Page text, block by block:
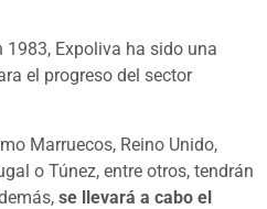
1983, Expoliva ha sido una
el progreso del sector
Marruecos, Reino Unido,
o Túnez, entre otros, tendrán
se llevará a cabo el